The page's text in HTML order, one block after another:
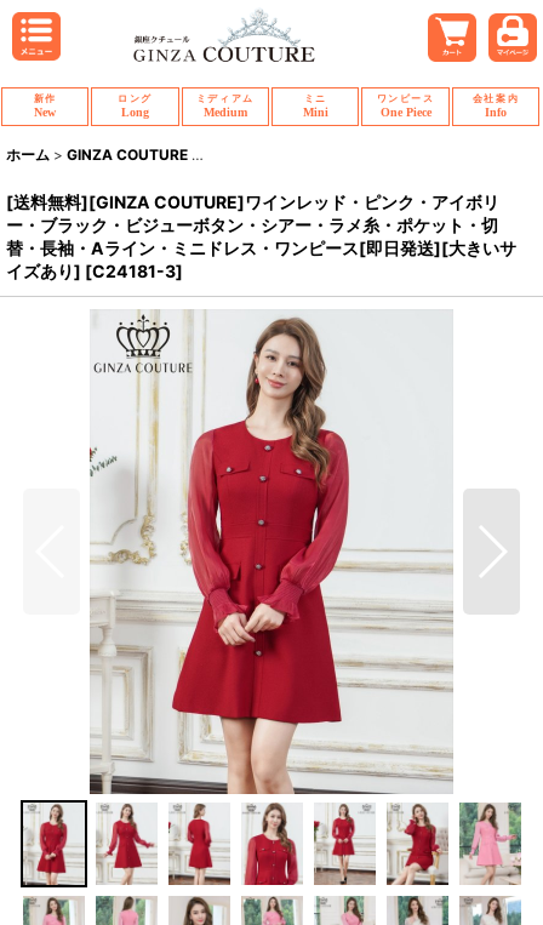
新作
New
ロング
Long
ミディアム
Medium
ミニ
Mini
ワンピース
One Piece
会社案内
Info
ホーム > GINZA COUTURE >
[送料無料][GINZA COUTURE]ワインレッド・ピンク・アイボリ
ー・ブラック・ビジューボタン・シアー・ラメ糸・ポケット・切
替・長袖・Aライン・ミニドレス・ワンピース[即日発送][大きいサ
イズあり] [C24181-3]